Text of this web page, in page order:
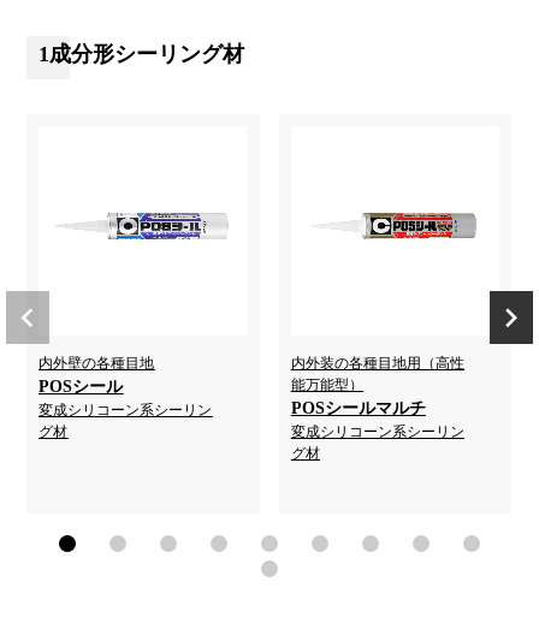
1成分形シーリング材
内外壁の各種目地
POSシール
変成シリコーン系シーリン
グ材
内外装の各種目地用（高性
能万能型）
POSシールマルチ
変成シリコーン系シーリン
グ材